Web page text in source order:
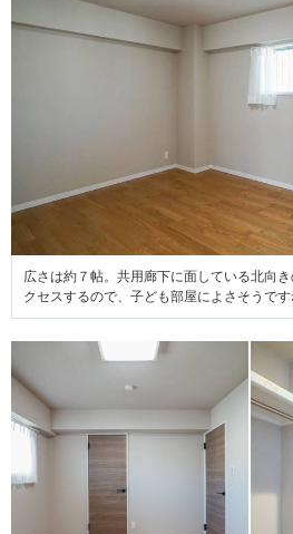
広さは約７帖。共用廊下に面している北向
クセスするので、子ども部屋によさそうです